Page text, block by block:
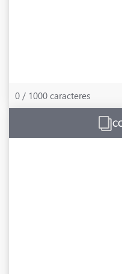
0 / 1000 caracteres